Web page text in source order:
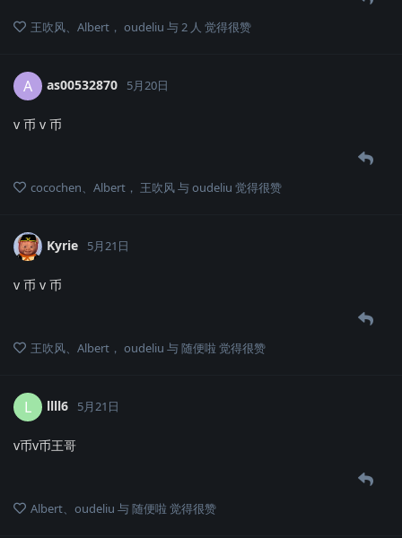
王吹风、 Albert ， oudeliu 与2 人 觉得很赞
A as00532870 5月20日
v 币 v 币
cocochen、 Albert ， 王吹风与oudeliu 觉得很赞
Kyrie 5月21日
v 币 v 币
王吹风、 Albert ， oudeliu 与随便啦 觉得很赞
L llll6 5月21日
v币v币王哥
Albert、 oudeliu 与随便啦 觉得很赞